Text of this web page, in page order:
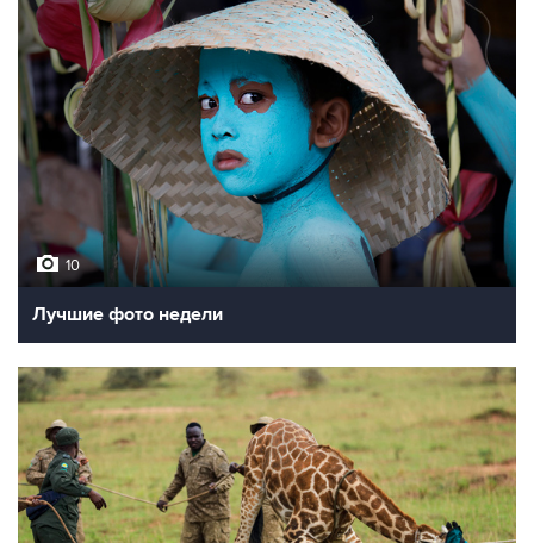
10
Лучшие фото недели